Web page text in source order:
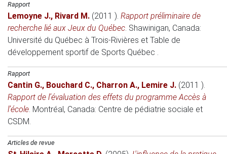
Rapport
Lemoyne J., Rivard M. (2011 ). Rapport préliminaire de
recherche lié aux Jeux du Québec. Shawinigan, Canada:
Université du Québec à Trois-Rivières et Table de
développement sportif de Sports Québec .
Rapport
Cantin G., Bouchard C., Charron A., Lemire J. (2011 ).
Rapport de l’évaluation des effets du programme Accès à
l’école. Montréal, Canada: Centre de pédiatrie sociale et
CSDM.
Articles de revue